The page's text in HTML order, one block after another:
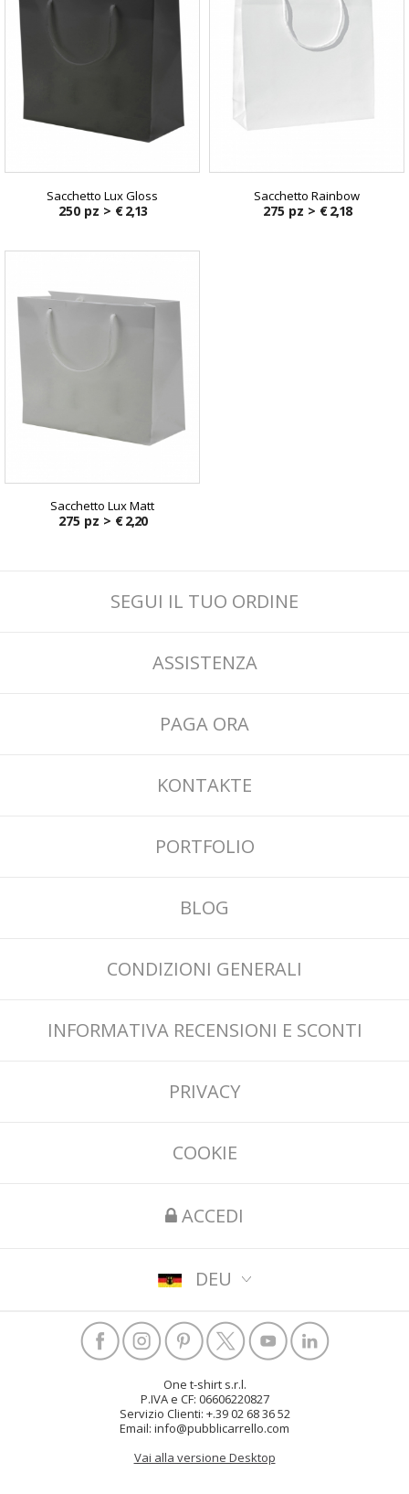
Sacchetto Lux Gloss
250 pz > € 2,13
Sacchetto Rainbow
275 pz > € 2,18
Sacchetto Lux Matt
275 pz > € 2,20
SEGUI IL TUO ORDINE
ASSISTENZA
PAGA ORA
KONTAKTE
PORTFOLIO
BLOG
CONDIZIONI GENERALI
INFORMATIVA RECENSIONI E SCONTI
PRIVACY
COOKIE
ACCEDI
DEU
One t-shirt s.r.l.
P.IVA e CF: 06606220827
Servizio Clienti: +.39 02 68 36 52
Email: info@pubblicarrello.com
Vai alla versione Desktop